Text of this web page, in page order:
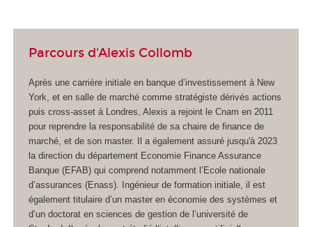
Parcours d'Alexis Collomb
Après une carrière initiale en banque d’investissement à New
York, et en salle de marché comme stratégiste dérivés actions
puis cross-asset à Londres, Alexis a rejoint le Cnam en 2011
pour reprendre la responsabilité de sa chaire de finance de
marché, et de son master. Il a également assuré jusqu'à 2023
la direction du département Economie Finance Assurance
Banque (EFAB) qui comprend notamment l’Ecole nationale
d’assurances (Enass). Ingénieur de formation initiale, il est
également titulaire d’un master en économie des systèmes et
d’un doctorat en sciences de gestion de l’université de